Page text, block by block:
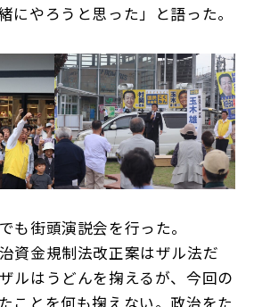
にやろうと思った」と語った。
も街頭演説会を行った。
資金規制法改正案はザル法だ
ルはうどんを掬えるが、今回の
ことを何も掬えない。政治をた